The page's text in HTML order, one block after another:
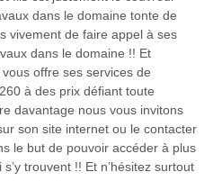
dans le domaine tonte de
vivement de faire appel à ses
dans le domaine !! Et
offre ses services de
à des prix défiant toute
davantage nous vous invitons
son site internet ou le contacter
le but de pouvoir accéder à plus
trouvent !! Et n’hésitez surtout